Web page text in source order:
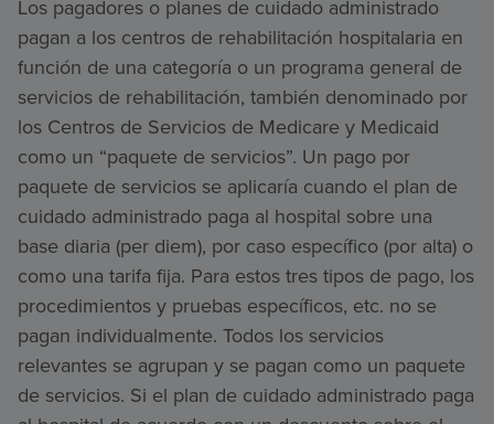
Los pagadores o planes de cuidado administrado
pagan a los centros de rehabilitación hospitalaria en
función de una categoría o un programa general de
servicios de rehabilitación, también denominado por
los Centros de Servicios de Medicare y Medicaid
como un “paquete de servicios”. Un pago por
paquete de servicios se aplicaría cuando el plan de
cuidado administrado paga al hospital sobre una
base diaria (per diem), por caso específico (por alta) o
como una tarifa fija. Para estos tres tipos de pago, los
procedimientos y pruebas específicos, etc. no se
pagan individualmente. Todos los servicios
relevantes se agrupan y se pagan como un paquete
de servicios. Si el plan de cuidado administrado paga